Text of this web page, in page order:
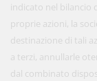
indicato nel bilancio
proprie azioni, la
destinazione di tali
a terzi, annullarle
dal combinato